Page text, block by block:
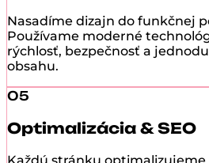
Nasadíme dizajn do funkčnej
Používame moderné
rýchlosť, bezpečnosť a
obsahu.
05
Optimalizácia & SEO
Každú stránku optimalizujeme